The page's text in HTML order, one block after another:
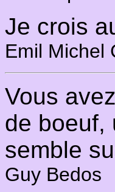
Je crois
Emil Michel
Vous
de boeuf,
semble
Guy Bedos